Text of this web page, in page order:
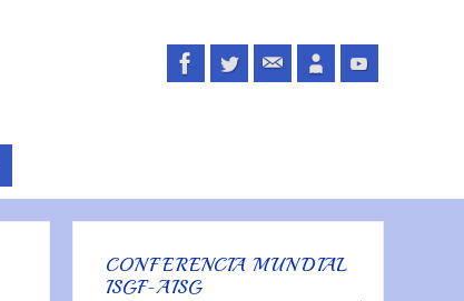
CONFERENCIA MUNDIAL
ISGF-AISG